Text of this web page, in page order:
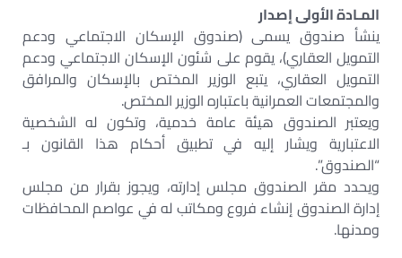
المـادة الأولى إصدار
ينشأ صندوق يسمى (صندوق الإسكان الاجتماعي ودعم
التمويل العقاري)، يقوم على شئون الإسكان الاجتماعي ودعم
التمويل العقاري، يتبع الوزير المختص بالإسكان والمرافق
والمجتمعات العمرانية باعتباره الوزير المختص.
ويعتبر الصندوق هيئة عامة خدمية، وتكون له الشخصية
الاعتبارية ويشار إليه في تطبيق أحكام هذا القانون بـ
“الصندوق”.
ويحدد مقر الصندوق مجلس إدارته، ويجوز بقرار من مجلس
إدارة الصندوق إنشاء فروع ومكاتب له في عواصم المحافظات
ومدنها.